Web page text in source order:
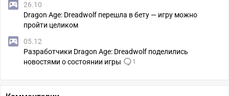
26.10
Dragon Age: Dreadwolf перешла в бету — игру можно
пройти целиком
05.12
Разработчики Dragon Age: Dreadwolf поделились
новостями о состоянии игры
1